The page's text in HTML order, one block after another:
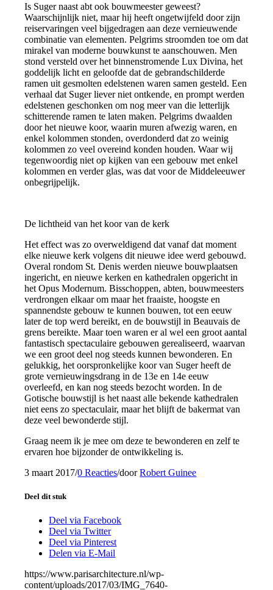
Is Suger naast abt ook bouwmeester geweest?
Waarschijnlijk niet, maar hij heeft ongetwijfeld door zijn
reiservaringen veel bijgedragen aan deze vernieuwende
combinatie van elementen. Pelgrims stroomden toe om dat
mirakel van moderne bouwkunst te aanschouwen. Men
stond versteld over het binnenstromende Lux Divina, het
goddelijk licht en geloofde dat de gebrandschilderde
ramen uit gesmolten edelstenen waren samen gesteld. Een
verhaal dat Suger liever niet ontkende, en prompt werden
edelstenen geschonken om nog meer van die letterlijk
schitterende ramen te laten maken. Pelgrims dwaalden
door het nieuwe koor, waarin muren afwezig waren, en
enkel kolommen stonden, overdonderd dat zo weinig
kolommen zo veel overeind konden houden. Waar wij
tegenwoordig niet op kijken van een gebouw met enkel
kolommen en verder glas, was dat voor de Middeleeuwer
onbegrijpelijk.
De lichtheid van het koor van de kerk
Het effect was zo overweldigend dat vanaf dat moment
elke nieuwe kerk volgens dit nieuwe idee werd gebouwd.
Overal rondom St. Denis werden nieuwe bouwplaatsen
ingericht, en nieuwe kerken en kathedralen opgericht in
het Opus Modernum. Bisschoppen, abten, bouwmeesters
verdrongen elkaar om maar het fraaiste, hoogste en
spannendste gebouw te kunnen bouwen, tot een eeuw
later de top werd bereikt, en de bouwstijl in Beauvais de
grens bereikte. Maar toen waren er al wel een groot aantal
fantastisch spectaculaire gebouwen gerealiseerd, waarvan
we een groot deel nog steeds kunnen bewonderen. En
gelukkig, het oorspronkelijke koor van Suger heeft de
grote vernieuwingsdrang in de 13e en 14e eeuw
overleefd, en kan nog steeds bezocht worden. In de
Gotische bouwstijl is het naast alle bekende kathedralen
niet eens zo spectaculair, maar het blijft de bakermat van
deze veel bewonderde stijl.
Graag neem ik je mee om deze te bewonderen en zelf te
ervaren hoe bijzonder de ontwikkeling is.
3 maart 2017/0 Reacties/doorRobert Guinee
Deel dit stuk
Deel via Facebook
Deel via Twitter
Deel via Pinterest
Delen via E-Mail
https://www.parisarchitecture.nl/wp-
content/uploads/2017/03/IMG_7640-